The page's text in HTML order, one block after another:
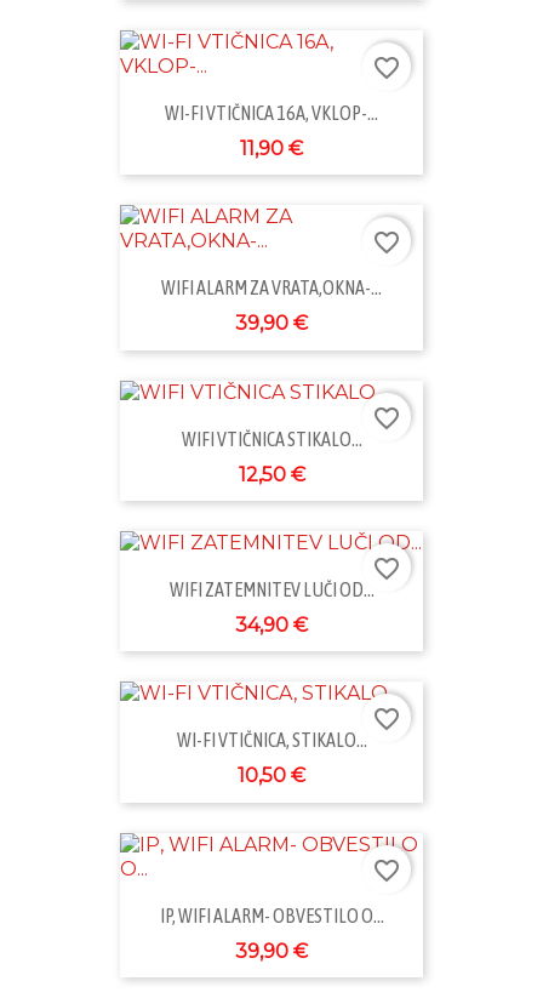
WI-FI VTIČNICA 16A, VKLOP-...
11,90 €
favorite_border
WIFI ALARM ZA VRATA,OKNA-...
39,90 €
favorite_border
WIFI VTIČNICA STIKALO...
12,50 €
favorite_border
WIFI ZATEMNITEV LUČI OD...
34,90 €
favorite_border
WI-FI VTIČNICA, STIKALO...
10,50 €
favorite_border
IP, WIFI ALARM- OBVESTILO O...
39,90 €
favorite_border